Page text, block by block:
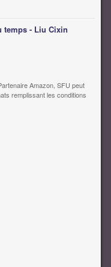
temps - Liu Cixin
Amazon, SFU peut
remplissant les conditions